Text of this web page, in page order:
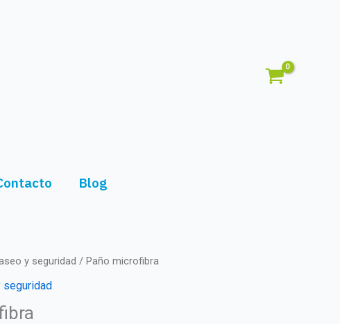
Blog
y seguridad / Paño microfibra
seguridad